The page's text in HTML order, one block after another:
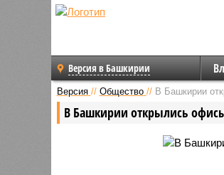
Версия в Башкирии
Версия // Общество // В Башкирии
В Башкирии открылись